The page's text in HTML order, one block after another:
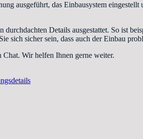
ausgeführt, das Einbausystem
Details ausgestattet. So ist
sich sicher sein, dass auch der Einbau
Chat. Wir helfen Ihnen gerne weiter.